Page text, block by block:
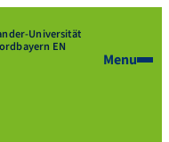
Universität
EN
Menu